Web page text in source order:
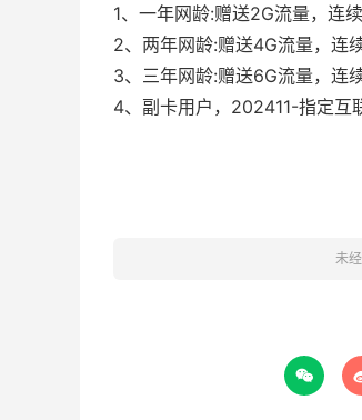
1、一年网龄:赠送2G流量，连
2、两年网龄:赠送4G流量，连
3、三年网龄:赠送6G流量，连
4、副卡用户，202411-指定
未
